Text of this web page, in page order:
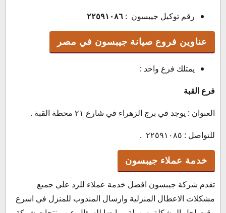
رقم توكيل جيبسون : ٢٢٥٩١٠٨٦
عناوين فروع صيانة جيبسون في مصر
يمتلك فرع واحد :
فرع القبة
العنوان : يوجد في برج الزهراء في شارع ٢١ محطة القبة .
للتواصل : ٢٢٥٩١٠٨٥ .
خدمة عملاء جيبسون
تقدم شركة جيبسون افضل خدمة عملاء للرد علي جميع
مشكلات الاعطال المنزلية وارسال المندوب للمنزل في اسرع